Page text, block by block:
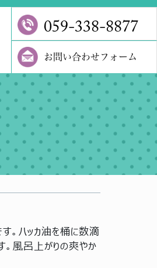
059-338-8877
お問い合わせフォーム
。ハッカ油を桶に数滴
。風呂上がりの爽やか